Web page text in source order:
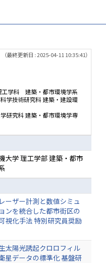
（最終更新日 : 2025-04-11 10:35:41）
工学科 建築・都市環境学系
学技術研究科 建築・建設環
研究科 建築・都市環境学専
大学 理工学部 建築・都市
ーザー計測と数値シミュ
ンを統合した都市街区の
視化手法 特別研究員奨励
太陽光誘起クロロフィル
星データの標準化 基盤研